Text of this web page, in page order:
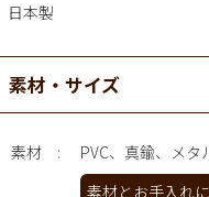
日本製
素材・サイズ
素材
PVC、真鍮、メタ
素材とお手入れ